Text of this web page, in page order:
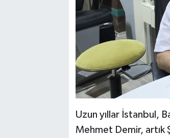
Uzun yıllar İstanbul,
Mehmet Demir, artık